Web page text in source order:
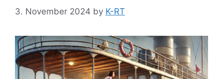
3. November 2024 by K-RT